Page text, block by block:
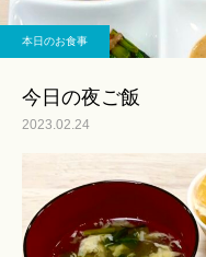
本日のお食事
今日の夜ご飯
2023.02.24